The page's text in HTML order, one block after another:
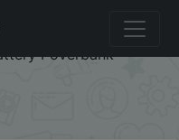
PB3018ZM Xiaomi
Charging Portable
Poverbank